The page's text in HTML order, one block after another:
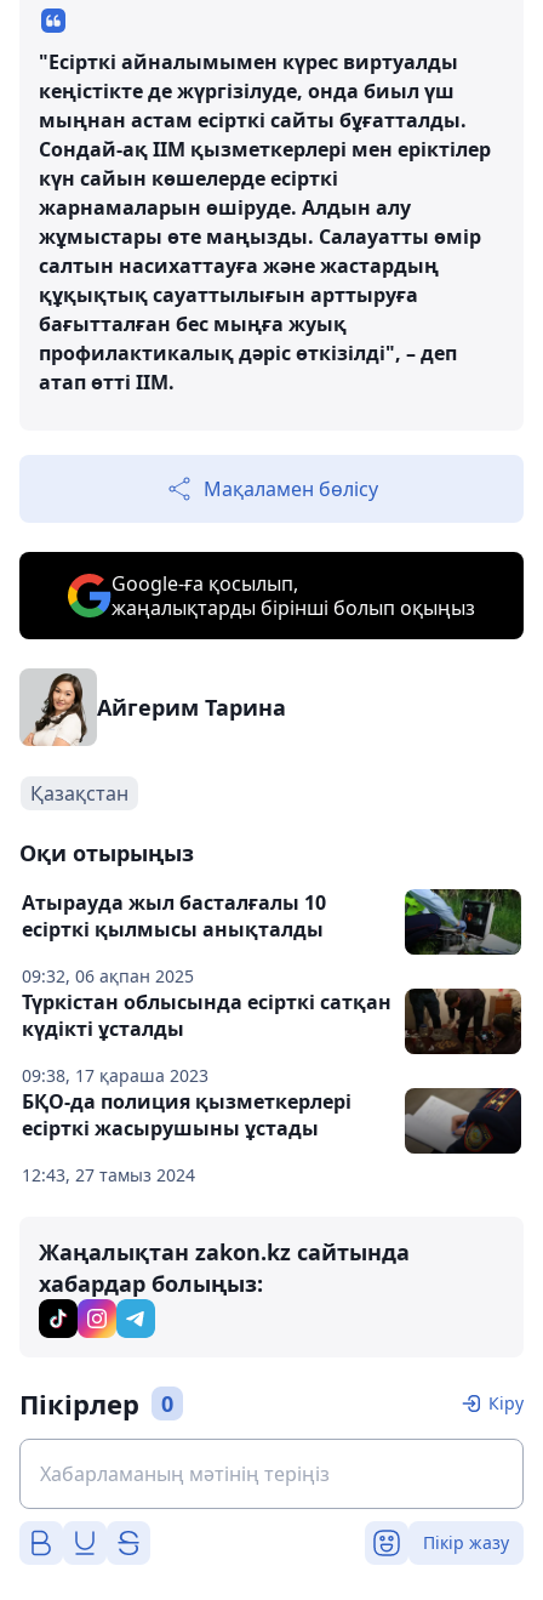
"Есірткі айналымымен күрес виртуалды
кеңістікте де жүргізілуде, онда биыл үш
мыңнан астам есірткі сайты бұғатталды.
Сондай-ақ ІІМ қызметкерлері мен еріктілер
күн сайын көшелерде есірткі
жарнамаларын өшіруде. Алдын алу
жұмыстары өте маңызды. Салауатты өмір
салтын насихаттауға және жастардың
құқықтық сауаттылығын арттыруға
бағытталған бес мыңға жуық
профилактикалық дәріс өткізілді", – деп
атап өтті ІІМ.
Мақаламен бөлісу
Google-ға қосылып,
жаңалықтарды бірінші болып оқыңыз
Айгерим Тарина
Қазақстан
Оқи отырыңыз
09:32, 06 ақпан 2025
Атырауда жыл басталғалы 10
есірткі қылмысы анықталды
09:38, 17 қараша 2023
Түркістан облысында есірткі сатқан
күдікті ұсталды
12:43, 27 тамыз 2024
БҚО-да полиция қызметкерлері
есірткі жасырушыны ұстады
Жаңалықтан zakon.kz сайтында
хабардар болыңыз:
Пікірлер 0 Кіру
Пікір жазу